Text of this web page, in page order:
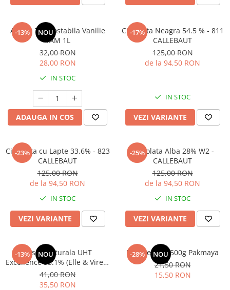
-13% NOU
Aroma Termostabila Vanilie
YAM 1L
32,00 RON
28,00 RON
IN STOC
ADAUGA IN COS
-17%
Ciocolata Neagra 54.5 % - 811
CALLEBAUT
125,00 RON
de la 94,50 RON
IN STOC
VEZI VARIANTE
-23%
Ciocolata cu Lapte 33.6% - 823
CALLEBAUT
125,00 RON
de la 94,50 RON
IN STOC
VEZI VARIANTE
-25%
Ciocolata Alba 28% W2 -
CALLEBAUT
125,00 RON
de la 94,50 RON
IN STOC
VEZI VARIANTE
-13% NOU
Frisca Naturala UHT
Excellence 35.1% (Elle & Vire) -
1L
41,00 RON
35,50 RON
-28% NOU
Praf de copt 500g Pakmaya
21,50 RON
15,50 RON